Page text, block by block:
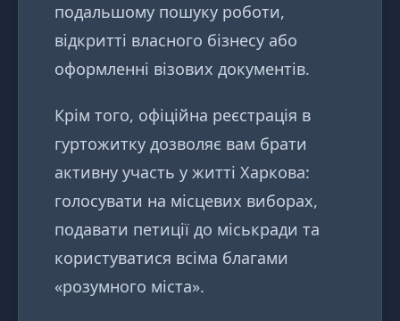
подальшому пошуку роботи,
відкритті власного бізнесу або
оформленні візових документів.
Крім того, офіційна реєстрація в
гуртожитку дозволяє вам брати
активну участь у житті Харкова:
голосувати на місцевих виборах,
подавати петиції до міськради та
користуватися всіма благами
«розумного міста».